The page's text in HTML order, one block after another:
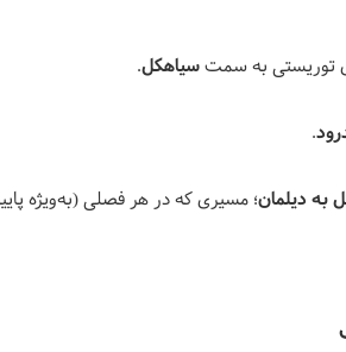
توریستی به سمتسیاهکل.
.
به دیلمان؛ مسیری که در هر فصلی (به‌ویژه